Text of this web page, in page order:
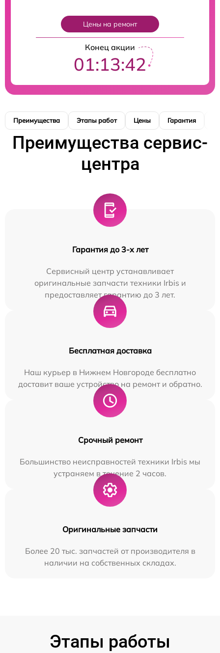
Цены на ремонт
Конец акции
01:13:41
Преимущества Этапы работ Цены Гарантия
Преимущества сервис-
центра
Гарантия до 3-х лет
Сервисный центр устанавливает
оригинальные запчасти техники Irbis и
предоставляет гарантию до 3 лет.
Бесплатная доставка
Наш курьер в Нижнем Новгороде бесплатно
доставит ваше устройство на ремонт и обратно.
Срочный ремонт
Большинство неисправностей техники Irbis мы
устраняем в течение 2 часов.
Оригинальные запчасти
Более 20 тыс. запчастей от производителя в
наличии на собственных складах.
Этапы работы